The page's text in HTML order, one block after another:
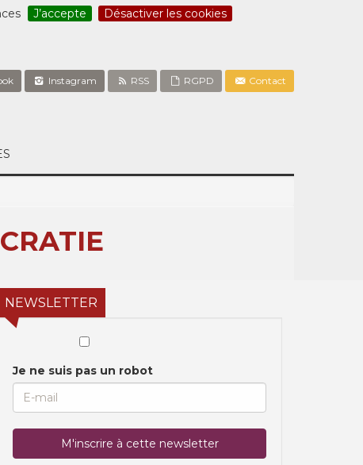
J’accepte Désactiver les cookies
Instagram RSS RGPD Contact
NEWSLETTER
Je ne suis pas un robot